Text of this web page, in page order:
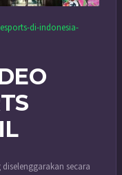
di-indonesia-
secara